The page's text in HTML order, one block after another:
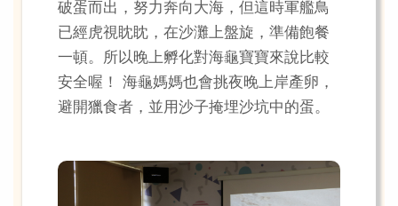
破蛋而出，努力奔向大海，但這時軍艦鳥
已經虎視眈眈，在沙灘上盤旋，準備飽餐
一頓。所以晚上孵化對海龜寶寶來說比較
安全喔！ 海龜媽媽也會挑夜晚上岸產卵，
避開獵食者，並用沙子掩埋沙坑中的蛋。